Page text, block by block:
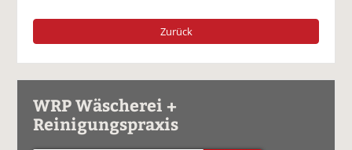
Zurück
WRP Wäscherei +
Reinigungspraxis